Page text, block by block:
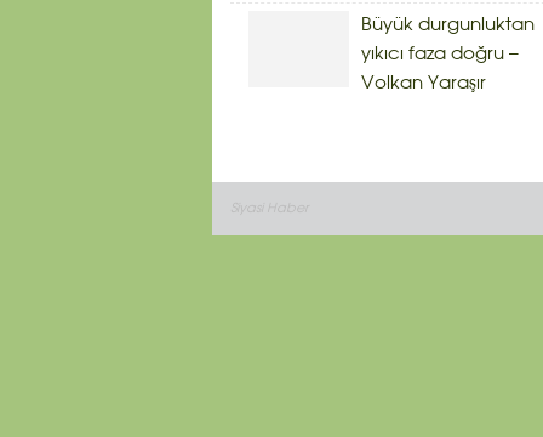
Büyük durgunluktan
yıkıcı faza doğru –
Volkan Yaraşır
Siyasi Haber